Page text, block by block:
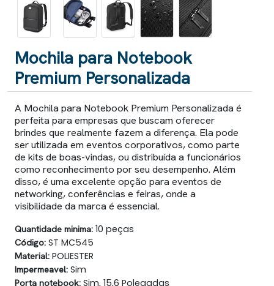
Mochila para Notebook
Premium Personalizada
A Mochila para Notebook Premium Personalizada é
perfeita para empresas que buscam oferecer
brindes que realmente fazem a diferença. Ela pode
ser utilizada em eventos corporativos, como parte
de kits de boas-vindas, ou distribuída a funcionários
como reconhecimento por seu desempenho. Além
disso, é uma excelente opção para eventos de
networking, conferências e feiras, onde a
visibilidade da marca é essencial.
Quantidade minima: 10 peças
Código: ST MC545
Material: POLIESTER
Impermeavel: Sim
Porta notebook: Sim, 15,6 Polegadas